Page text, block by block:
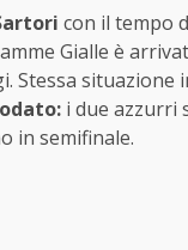
con il tempo
Gialle è
Stessa situazione
i due azzurri
in semifinale.